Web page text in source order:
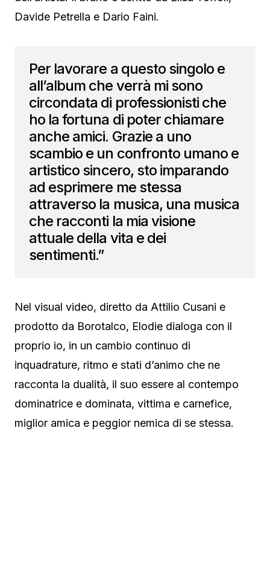
Davide Petrella e Dario Faini.
Per lavorare a questo singolo e
all’album che verrà mi sono
circondata di professionisti che
ho la fortuna di poter chiamare
anche amici. Grazie a uno
scambio e un confronto umano e
artistico sincero, sto imparando
ad esprimere me stessa
attraverso la musica, una musica
che racconti la mia visione
attuale della vita e dei
sentimenti.”
Nel visual video, diretto da Attilio Cusani e
prodotto da Borotalco, Elodie dialoga con il
proprio io, in un cambio continuo di
inquadrature, ritmo e stati d’animo che ne
racconta la dualità, il suo essere al contempo
dominatrice e dominata, vittima e carnefice,
miglior amica e peggior nemica di se stessa.